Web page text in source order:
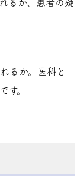
るか、患者の疑
るか。医科と
す。